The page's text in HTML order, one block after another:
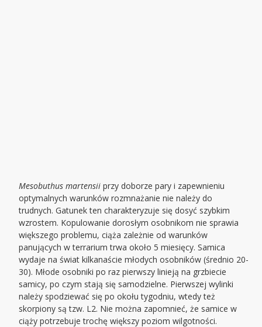
Mesobuthus martensii przy doborze pary i zapewnieniu
optymalnych warunków rozmnażanie nie należy do
trudnych. Gatunek ten charakteryzuje się dosyć szybkim
wzrostem. Kopulowanie dorosłym osobnikom nie sprawia
większego problemu, ciąża zależnie od warunków
panujących w terrarium trwa około 5 miesięcy. Samica
wydaje na świat kilkanaście młodych osobników (średnio 20-
30). Młode osobniki po raz pierwszy linieją na grzbiecie
samicy, po czym stają się samodzielne. Pierwszej wylinki
należy spodziewać się po okołu tygodniu, wtedy też
skorpiony są tzw. L2. Nie można zapomnieć, że samice w
ciąży potrzebuje trochę większy poziom wilgotności.